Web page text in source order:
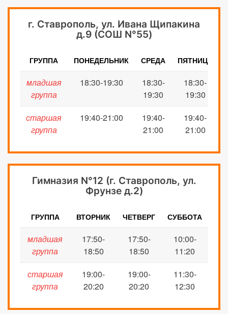
г. Ставрополь, ул. Ивана Щипакина
д.9 (СОШ N°55)
ГРУППА ПОНЕДЕЛЬНИК СРЕДА ПЯТНИЦА
младшая
группа
18:30-19:30 18:30-
19:30
18:30-
19:30
старшая
группа
19:40-21:00 19:40-
21:00
19:40-
21:00
Гимназия N°12 (г. Ставрополь, ул.
Фрунзе д.2)
ГРУППА ВТОРНИК ЧЕТВЕРГ СУББОТА
младшая
группа
17:50-
18:50
17:50-
18:50
10:00-
11:20
старшая
группа
19:00-
20:20
19:00-
20:20
11:30-
12:30